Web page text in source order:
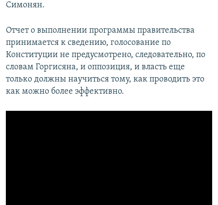
Симонян.
Отчет о выполнении программы правительства
принимается к сведению, голосование по
Конституции не предусмотрено, следовательно, по
словам Горгисяна, и оппозиция, и власть еще
только должны научиться тому, как проводить это
как можно более эффективно.